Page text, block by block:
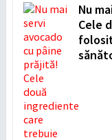
Nu
Cele